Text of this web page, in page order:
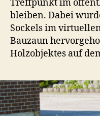
Treffpunkt im
bleiben. Dabei
Sockels im
Bauzaun
Holzobjektes auf